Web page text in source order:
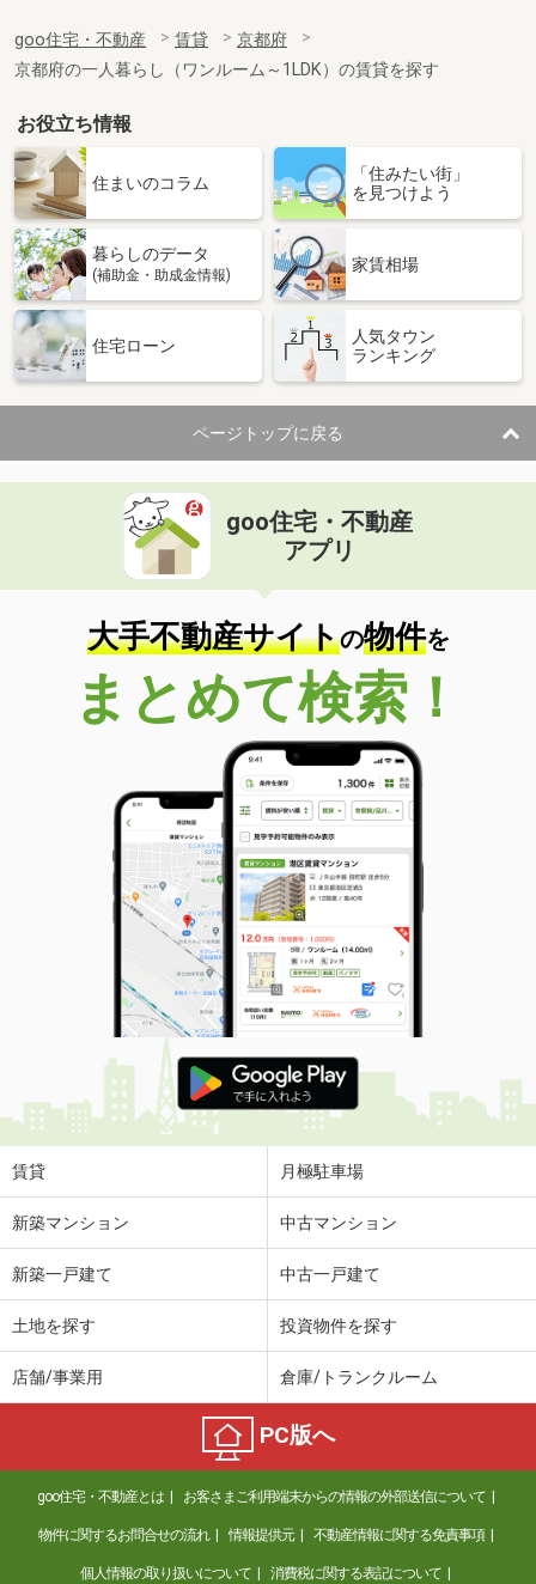
専有面積
31.4m²
間取り
1K
京都府京都市伏見区新町１１丁目
価 格
6.50万円
京都府京都市伏見区新町１１丁目
専有面積 25.95m²
間取り
京都府京都市下京区七条御所ノ内中町
住 所
京都府京都市下京区七条御所ノ内中町
専有面積 30m²
間取り
1K
京都府京都市右京区西院東淳和院町
価 格
住 所
京都府京都市右京区西院東淳和院町
専有面積 22.88m²
間取り
1K
京都府京都市右京区嵯峨天龍寺北造路町
価 格
17.50万円
京都府京都市右京区嵯峨天龍寺北造路
町
専有面積 70.2m²
間取り
3LDK
京都府京都市右京区太秦開日町
価 格
8.40万円
住 所
京都府京都市右京区太秦開日町
専有面積 64.8m²
間取り
2LDK
京都府京都市南区吉祥院中河原里北町
価 格
5万円
住 所
京都府京都市南区吉祥院中河原里北町
京都府京都市南区西九条池ノ内町
12.80万円
京都府京都市南区西九条池ノ内町
京都府京都市山科区竹鼻外田町
価 格
5万円
住 所
京都府京都市山科区竹鼻外田町
間取り
2DK
goo住宅・不動産 賃貸
京都府
京都府の一人暮らし（ワンルーム～1LDK）の賃貸を探す
お役立ち情報
住まいのコラム
「住みたい街」
を見つけよう
暮らしのデータ
(補助金・助成金情報)
家賃相場
住宅ローン
人気タウン
ランキング
ページトップに戻る
goo住宅・不動産
アプリ
大手不動産サイトの物件を
まとめて検索！
賃貸 月極駐車場
新築マンション 中古マンション
新築一戸建て 中古一戸建て
土地を探す 投資物件を探す
店舗/事業用 倉庫/トランクルーム
PC版へ
goo住宅・不動産とは お客さまご利用端末からの情報の外部送信について
物件に関するお問合せの流れ 情報提供元 不動産情報に関する免責事項
個人情報の取り扱いについて 消費税に関する表記について